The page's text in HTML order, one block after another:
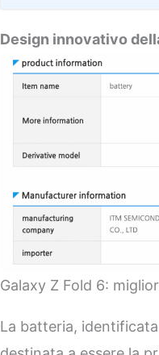
Design innovativo
Galaxy Z Fold 6:
La batteria,